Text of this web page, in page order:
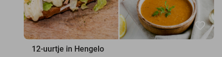
favorite_border
12-uurtje in Hengelo